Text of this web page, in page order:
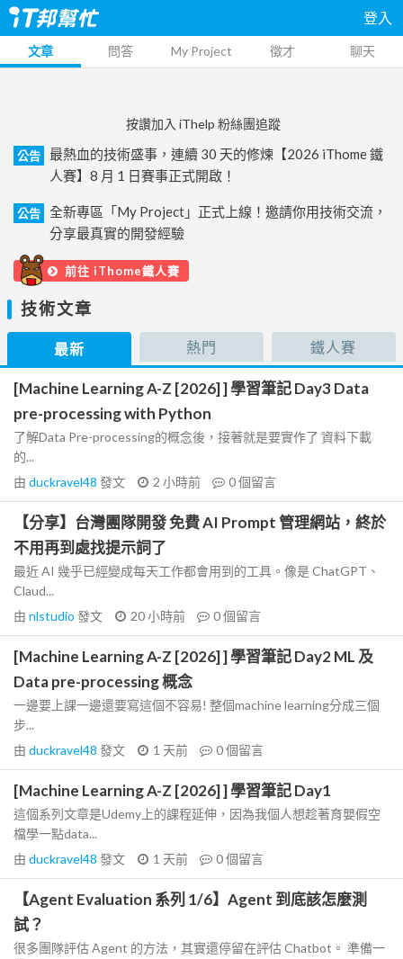
登入
文章 問答 My Project 徵才 聊天
按讚加入 iThelp 粉絲團追蹤
公告
最熱血的技術盛事，連續 30 天的修煉【2026 iThome 鐵
人賽】8 月 1 日賽事正式開啟！
公告
全新專區「My Project」正式上線！邀請你用技術交流，
分享最真實的開發經驗
前往 iThome鐵人賽
技術文章
最新 熱門 鐵人賽
[Machine Learning A-Z [2026] ] 學習筆記 Day3 Data
pre-processing with Python
了解Data Pre-processing的概念後，接著就是要實作了 資料下載
的...
由 duckravel48 發文 2 小時前 0個留言
【分享】台灣團隊開發 免費 AI Prompt 管理網站，終於
不用再到處找提示詞了
最近 AI 幾乎已經變成每天工作都會用到的工具。像是 ChatGPT、
Claud...
由 nlstudio 發文 20 小時前 0個留言
[Machine Learning A-Z [2026] ] 學習筆記 Day2 ML 及
Data pre-processing 概念
一邊要上課一邊還要寫這個不容易! 整個machine learning分成三個
步...
由 duckravel48 發文 1 天前 0個留言
[Machine Learning A-Z [2026] ] 學習筆記 Day1
這個系列文章是Udemy上的課程延伸，因為我個人想趁著育嬰假空
檔學一點data...
由 duckravel48 發文 1 天前 0個留言
【Agent Evaluation 系列 1/6】Agent 到底該怎麼測
試？
很多團隊評估 Agent 的方法，其實還停留在評估 Chatbot。 準備一